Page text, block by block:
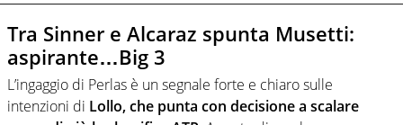
Tra Sinner e Alcaraz spunta Musetti:
aspirante…Big 3
L’ingaggio di Perlas è un segnale forte e chiaro sulle
intenzioni di Lollo, che punta con decisione a scalare